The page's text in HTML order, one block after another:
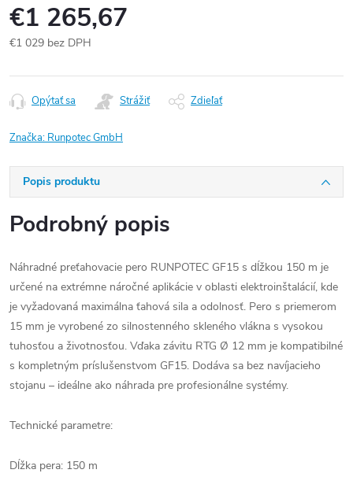
€1 265,67
€1 029 bez DPH
cena:
Opýtať sa Strážiť Zdieľať
Značka: Runpotec GmbH
Popis produktu
Podrobný popis
Náhradné preťahovacie pero RUNPOTEC GF15 s dĺžkou 150 m je
určené na extrémne náročné aplikácie v oblasti elektroinštalácií, kde
je vyžadovaná maximálna ťahová sila a odolnosť. Pero s priemerom
15 mm je vyrobené zo silnostenného skleného vlákna s vysokou
tuhosťou a životnosťou. Vďaka závitu RTG Ø 12 mm je kompatibilné
s kompletným príslušenstvom GF15. Dodáva sa bez navíjacieho
stojanu – ideálne ako náhrada pre profesionálne systémy.
Technické parametre:
Dĺžka pera: 150 m